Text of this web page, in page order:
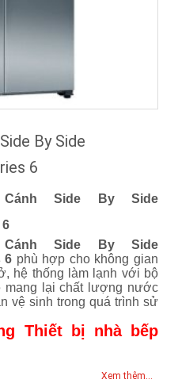
By Side
6
Side By Side
6
Side By Side
6 phù hợp cho không gian
hệ thống làm lạnh với bộ
mang lại chất lượng nước
vệ sinh trong quá trình sử
Thiết bị nhà bếp
Xem thêm...